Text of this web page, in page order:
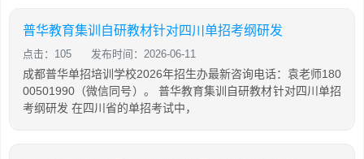
普华教育集训自研教材针对四川单招考纲研发
点击：105 发布时间：2026-06-11
成都普华单招培训学校2026年招生办最新咨询电话：袁老师180
00501990（微信同号）。 普华教育集训自研教材针对四川单招
考纲研发 在四川省的单招考试中，